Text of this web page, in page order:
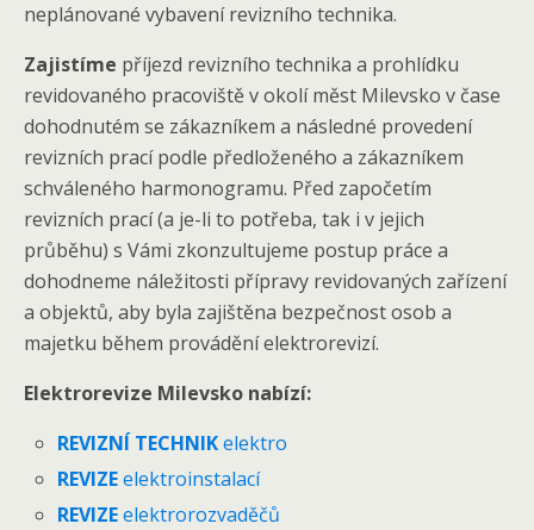
neplánované vybavení revizního technika.
Zajistíme příjezd revizního technika a prohlídku
revidovaného pracoviště v okolí měst Milevsko v čase
dohodnutém se zákazníkem a následné provedení
revizních prací podle předloženého a zákazníkem
schváleného harmonogramu. Před započetím
revizních prací (a je-li to potřeba, tak i v jejich
průběhu) s Vámi zkonzultujeme postup práce a
dohodneme náležitosti přípravy revidovaných zařízení
a objektů, aby byla zajištěna bezpečnost osob a
majetku během provádění elektrorevizí.
Elektrorevize Milevsko nabízí:
REVIZNÍ TECHNIKelektro
REVIZEelektroinstalací
REVIZEelektrorozvaděčů